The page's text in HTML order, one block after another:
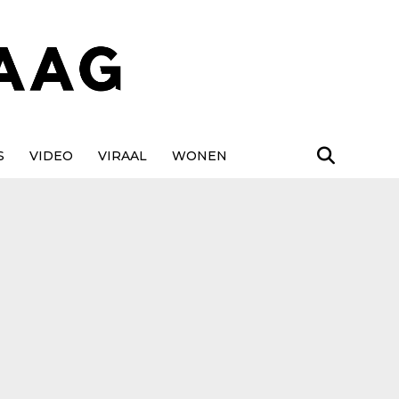
VIDEO VIRAAL WONEN